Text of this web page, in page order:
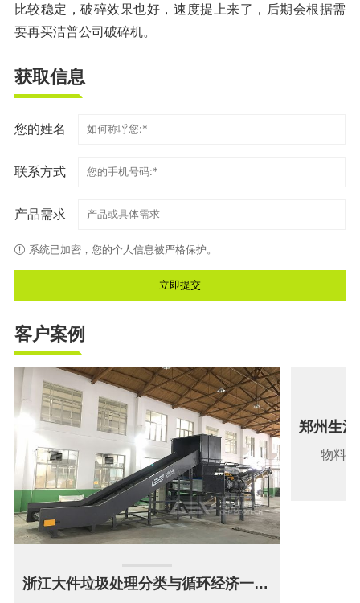
比较稳定，破碎效果也好，速度提上来了，后期会根据需
要再买洁普公司破碎机。
获取信息
您的姓名
联系方式
产品需求
系统已加密，您的个人信息被严格保护。
客户案例
浙江大件垃圾处理分类与循环经济一体化项目
物料